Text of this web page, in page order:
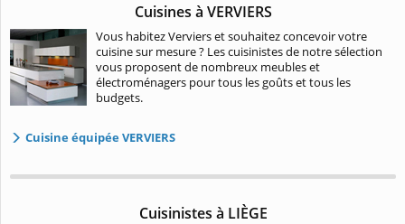
Cuisines à VERVIERS
Vous habitez Verviers et souhaitez concevoir votre
cuisine sur mesure ? Les cuisinistes de notre sélection
vous proposent de nombreux meubles et
électroménagers pour tous les goûts et tous les
budgets.
Cuisine équipée VERVIERS
Cuisinistes à LIÈGE